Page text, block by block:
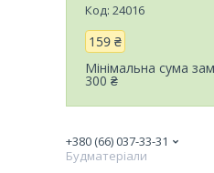
Код: 24016
159 ₴
Мінімальна сума
300 ₴
+380 (66) 037-33-31
Будматеріали